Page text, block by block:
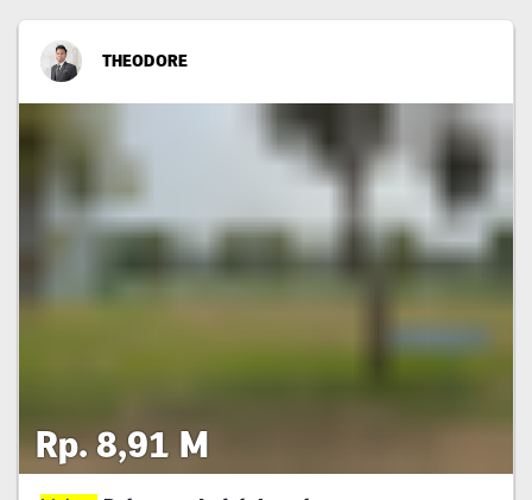
THEODORE
Rp. 8,91 M